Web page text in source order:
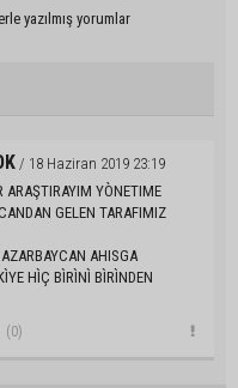
yazılmış yorumlar
/ 18 Haziran 2019 23:19
ARAŞTIRAYIM YÒNETIME
GELEN TARAFIMIZ
AHISGA
HÌÇ BÌRÌNÌ BÌRÌNDEN
(0)